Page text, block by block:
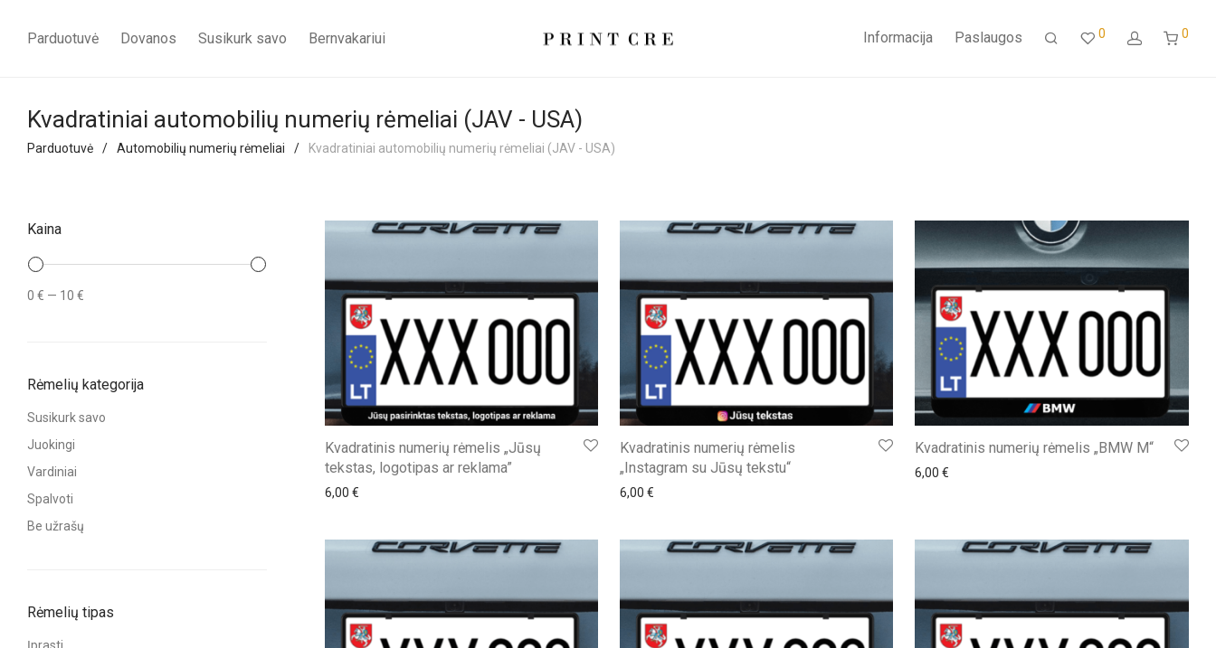
Parduotuvė Dovanos Susikurk savo Bernvakariui Informacija Paslaugos 0 0
Kvadratiniai automobilių numerių rėmeliai (JAV - USA)
Parduotuvė / Automobilių numerių rėmeliai / Kvadratiniai automobilių numerių rėmeliai (JAV - USA)
Kaina
Min
Maks
0 € — 10 €
Rėmelių kategorija
Susikurk savo
Juokingi
Vardiniai
Spalvoti
Be užrašų
Rėmelių tipas
Kvadratinis numerių rėmelis „Jūsų
tekstas, logotipas ar reklama”
6,00 €
Kvadratinis numerių rėmelis
„Instagram su Jūsų tekstu“
6,00 €
Kvadratinis numerių rėmelis „BMW M“
6,00€